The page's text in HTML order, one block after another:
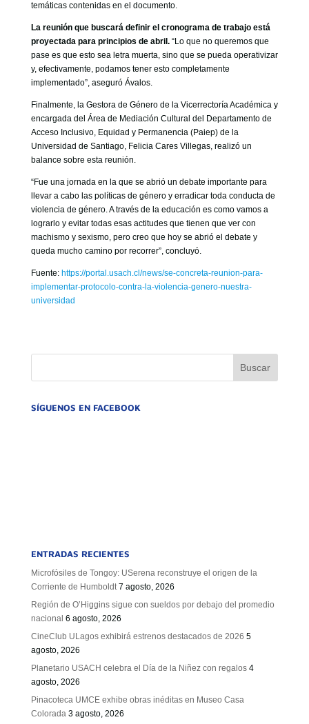
temáticas contenidas en el documento.
La reunión que buscará definir el cronograma de trabajo está
proyectada para principios de abril.“Lo que no queremos que
pase es que esto sea letra muerta, sino que se pueda operativizar
y, efectivamente, podamos tener esto completamente
implementado”, aseguró Ávalos.
Finalmente, la Gestora de Género de la Vicerrectoría Académica y
encargada del Área de Mediación Cultural del Departamento de
Acceso Inclusivo, Equidad y Permanencia (Paiep) de la
Universidad de Santiago, Felicia Cares Villegas, realizó un
balance sobre esta reunión.
“Fue una jornada en la que se abrió un debate importante para
llevar a cabo las políticas de género y erradicar toda conducta de
violencia de género. A través de la educación es como vamos a
lograrlo y evitar todas esas actitudes que tienen que ver con
machismo y sexismo, pero creo que hoy se abrió el debate y
queda mucho camino por recorrer”, concluyó.
Fuente:https://portal.usach.cl/news/se-concreta-reunion-para-
implementar-protocolo-contra-la-violencia-genero-nuestra-
universidad
SÍGUENOS EN FACEBOOK
ENTRADAS RECIENTES
Microfósiles de Tongoy: USerena reconstruye el origen de la
Corriente de Humboldt 7 agosto, 2026
Región de O’Higgins sigue con sueldos por debajo del promedio
nacional 6 agosto, 2026
CineClub ULagos exhibirá estrenos destacados de 2026 5
agosto, 2026
Planetario USACH celebra el Día de la Niñez con regalos 4
agosto, 2026
Pinacoteca UMCE exhibe obras inéditas en Museo Casa
Colorada 3 agosto, 2026